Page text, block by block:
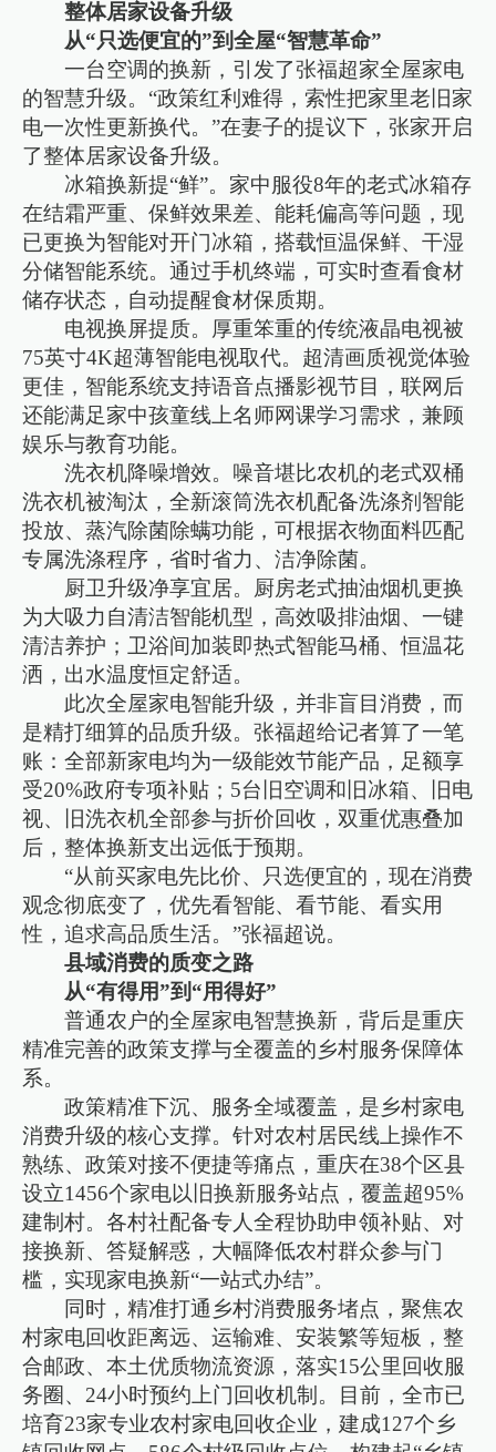
整体居家设备升级
从“只选便宜的”到全屋“智慧革命”
一台空调的换新，引发了张福超家全屋家电
的智慧升级。“政策红利难得，索性把家里老旧家
电一次性更新换代。”在妻子的提议下，张家开启
了整体居家设备升级。
冰箱换新提“鲜”。家中服役8年的老式冰箱存
在结霜严重、保鲜效果差、能耗偏高等问题，现
已更换为智能对开门冰箱，搭载恒温保鲜、干湿
分储智能系统。通过手机终端，可实时查看食材
储存状态，自动提醒食材保质期。
电视换屏提质。厚重笨重的传统液晶电视被
75英寸4K超薄智能电视取代。超清画质视觉体验
更佳，智能系统支持语音点播影视节目，联网后
还能满足家中孩童线上名师网课学习需求，兼顾
娱乐与教育功能。
洗衣机降噪增效。噪音堪比农机的老式双桶
洗衣机被淘汰，全新滚筒洗衣机配备洗涤剂智能
投放、蒸汽除菌除螨功能，可根据衣物面料匹配
专属洗涤程序，省时省力、洁净除菌。
厨卫升级净享宜居。厨房老式抽油烟机更换
为大吸力自清洁智能机型，高效吸排油烟、一键
清洁养护；卫浴间加装即热式智能马桶、恒温花
洒，出水温度恒定舒适。
此次全屋家电智能升级，并非盲目消费，而
是精打细算的品质升级。张福超给记者算了一笔
账：全部新家电均为一级能效节能产品，足额享
受20%政府专项补贴；5台旧空调和旧冰箱、旧电
视、旧洗衣机全部参与折价回收，双重优惠叠加
后，整体换新支出远低于预期。
“从前买家电先比价、只选便宜的，现在消费
观念彻底变了，优先看智能、看节能、看实用
性，追求高品质生活。”张福超说。
县域消费的质变之路
从“有得用”到“用得好”
普通农户的全屋家电智慧换新，背后是重庆
精准完善的政策支撑与全覆盖的乡村服务保障体
系。
政策精准下沉、服务全域覆盖，是乡村家电
消费升级的核心支撑。针对农村居民线上操作不
熟练、政策对接不便捷等痛点，重庆在38个区县
设立1456个家电以旧换新服务站点，覆盖超95%
建制村。各村社配备专人全程协助申领补贴、对
接换新、答疑解惑，大幅降低农村群众参与门
槛，实现家电换新“一站式办结”。
同时，精准打通乡村消费服务堵点，聚焦农
村家电回收距离远、运输难、安装繁等短板，整
合邮政、本土优质物流资源，落实15公里回收服
务圈、24小时预约上门回收机制。目前，全市已
培育23家专业农村家电回收企业，建成127个乡